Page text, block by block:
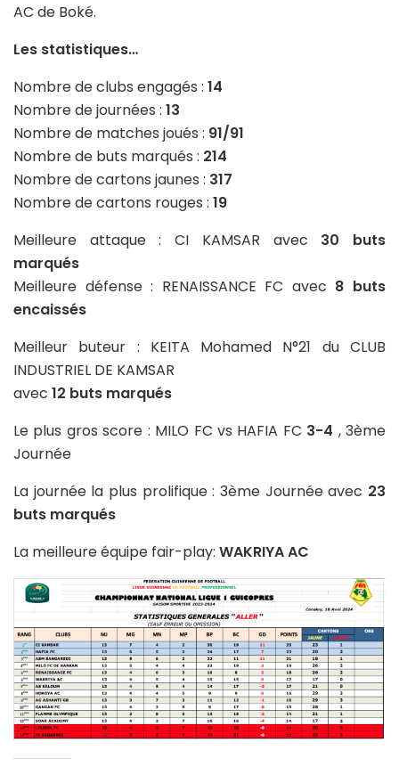
AC de Boké.
Les statistiques…
Nombre de clubs engagés : 14
Nombre de journées : 13
Nombre de matches joués : 91/91
Nombre de buts marqués : 214
Nombre de cartons jaunes : 317
Nombre de cartons rouges : 19
Meilleure attaque : CI KAMSAR avec 30 buts
marqués
Meilleure défense : RENAISSANCE FC avec 8 buts
encaissés
Meilleur buteur : KEITA Mohamed N°21 du CLUB
INDUSTRIEL DE KAMSAR
avec 12 buts marqués
Le plus gros score : MILO FC vs HAFIA FC 3-4 , 3ème
Journée
La journée la plus prolifique : 3ème Journée avec 23
buts marqués
La meilleure équipe fair-play: WAKRIYA AC